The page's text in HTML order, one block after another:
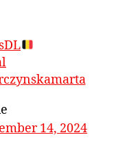
14, 2024